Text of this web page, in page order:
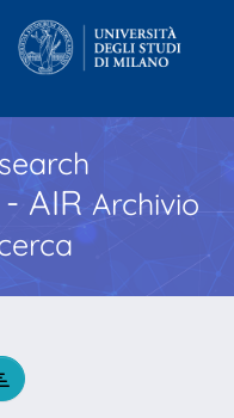
- AIR Archivio